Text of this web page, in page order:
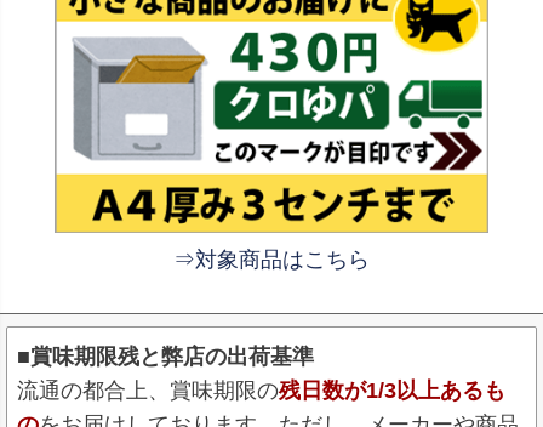
⇒対象商品はこちら
■賞味期限残と弊店の出荷基準
流通の都合上、賞味期限の残日数が1/3以上あるも